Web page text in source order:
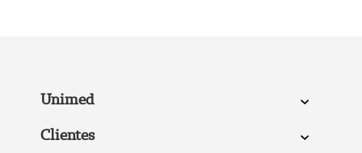
Unimed
Clientes